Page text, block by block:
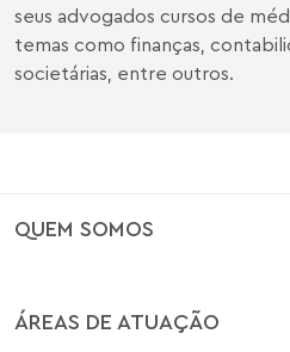
seus advogados cursos de
temas como finanças,
societárias, entre outros.
QUEM SOMOS
ÁREAS DE ATUAÇÃO